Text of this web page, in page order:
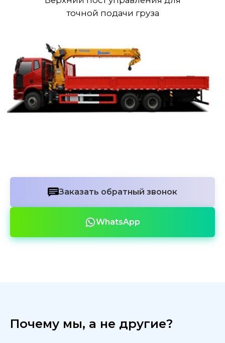
Заказать обратный звонок
WhatsApp
Почему мы, а не другие?